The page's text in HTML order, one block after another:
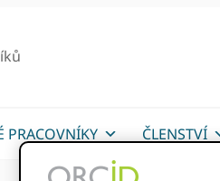
PRACOVNÍKY ČLENSTVÍ